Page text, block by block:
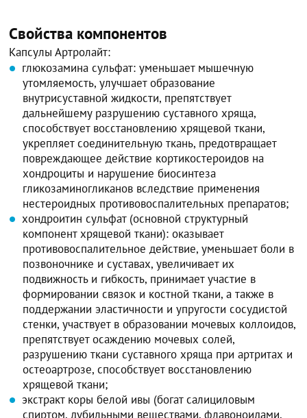
Свойства компонентов
Капсулы Артролайт:
глюкозамина сульфат: уменьшает мышечную
утомляемость, улучшает образование
внутрисуставной жидкости, препятствует
дальнейшему разрушению суставного хряща,
способствует восстановлению хрящевой ткани,
укрепляет соединительную ткань, предотвращает
повреждающее действие кортикостероидов на
хондроциты и нарушение биосинтеза
гликозаминогликанов вследствие применения
нестероидных противовоспалительных препаратов;
хондроитин сульфат (основной структурный
компонент хрящевой ткани): оказывает
противовоспалительное действие, уменьшает боли в
позвоночнике и суставах, увеличивает их
подвижность и гибкость, принимает участие в
формировании связок и костной ткани, а также в
поддержании эластичности и упругости сосудистой
стенки, участвует в образовании мочевых коллоидов,
препятствует осаждению мочевых солей,
разрушению ткани суставного хряща при артритах и
остеоартрозе, способствует восстановлению
хрящевой ткани;
экстракт коры белой ивы (богат салициловым
спиртом, дубильными веществами, флавоноидами,